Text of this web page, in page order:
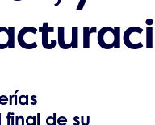
final de su